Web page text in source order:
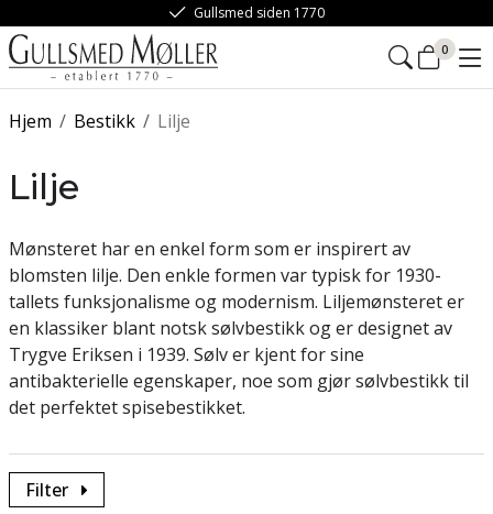
Gullsmed siden 1770
0
/
Hjem /
Bestikk Lilje
Lilje
Mønsteret har en enkel form som er inspirert av
blomsten lilje. Den enkle formen var typisk for 1930-
tallets funksjonalisme og modernism. Liljemønsteret er
en klassiker blant notsk sølvbestikk og er designet av
Trygve Eriksen i 1939. Sølv er kjent for sine
antibakterielle egenskaper, noe som gjør sølvbestikk til
det perfektet spisebestikket.
Filter